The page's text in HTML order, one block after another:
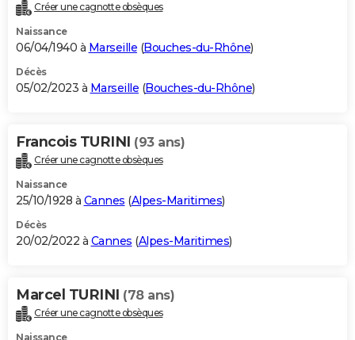
Créer une cagnotte obsèques
Naissance
06/04/1940 à Marseille (Bouches-du-Rhône)
Décès
05/02/2023 à Marseille (Bouches-du-Rhône)
Francois TURINI (93 ans)
Créer une cagnotte obsèques
Naissance
25/10/1928 à Cannes (Alpes-Maritimes)
Décès
20/02/2022 à Cannes (Alpes-Maritimes)
Marcel TURINI (78 ans)
Créer une cagnotte obsèques
Naissance